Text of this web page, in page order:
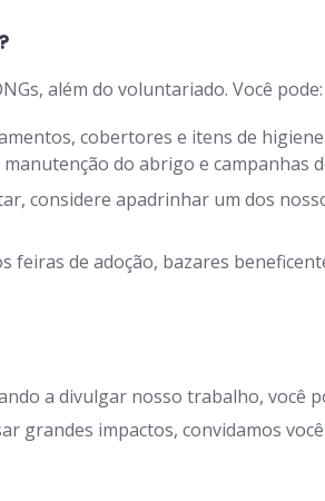
além do voluntariado. Você pode:
cobertores e itens de
do abrigo e campanhas
considere apadrinhar um dos
feiras de adoção, bazares
a divulgar nosso trabalho, você
grandes impactos, convidamos